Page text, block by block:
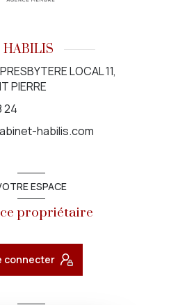
HABILIS
LOCAL 11,
PIERRE
24
habilis.com
ESPACE
propriétaire
connecter